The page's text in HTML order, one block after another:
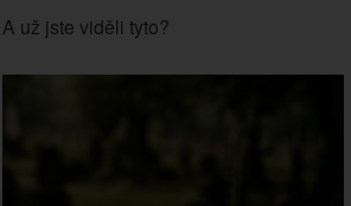
A už jste viděli tyto?